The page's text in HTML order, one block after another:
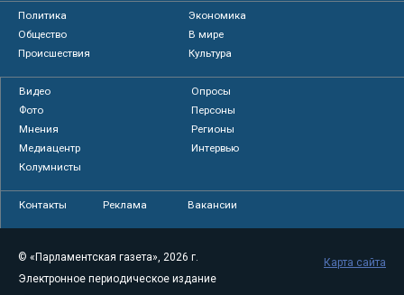
Политика
Экономика
Общество
В мире
Происшествия
Культура
Видео
Опросы
Фото
Персоны
Мнения
Регионы
Медиацентр
Интервью
Колумнисты
Контакты Реклама Вакансии
© «Парламентская газета», 2026 г.
Электронное периодическое издание
Карта сайта